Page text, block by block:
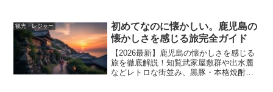
観光・レジャー
初めてなのに懐かしい。鹿児島の
懐かしさを感じる旅完全ガイド
【2026最新】鹿児島の懐かしさを感じる
旅を徹底解説！知覧武家屋敷群や出水麓
などレトロな街並み、黒豚・本格焼酎の